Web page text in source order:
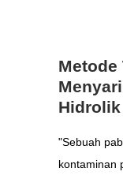
Metode
Hidrolik
"Sebuah
kontaminan